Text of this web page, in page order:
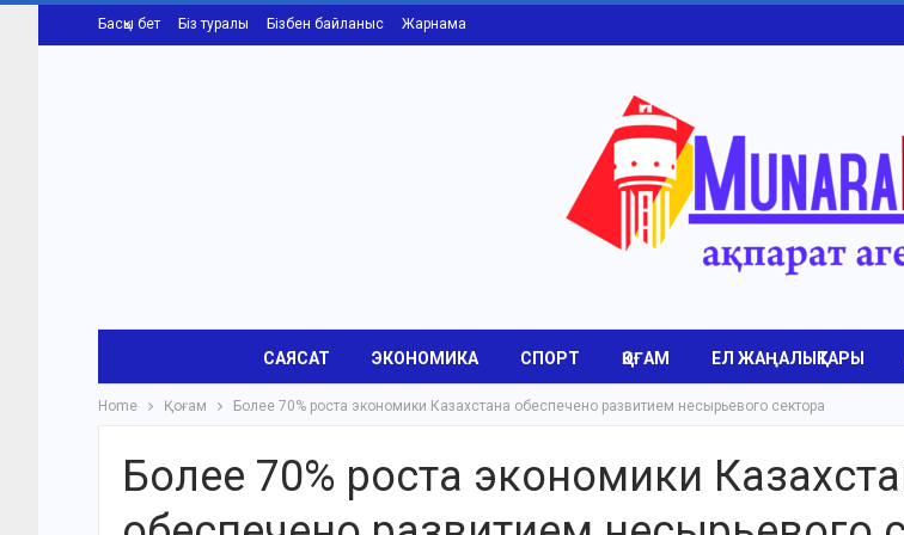
Басқы бет Біз туралы Бізбен байланыс Жарнама
САЯСАТ ЭКОНОМИКА СПОРТ ҚОҒАМ ЕЛ ЖАҢАЛЫҚТАРЫ
Home Қоғам Более 70% роста экономики Казахстана обеспечено развитием несырьевого сектора
Более 70% роста экономики